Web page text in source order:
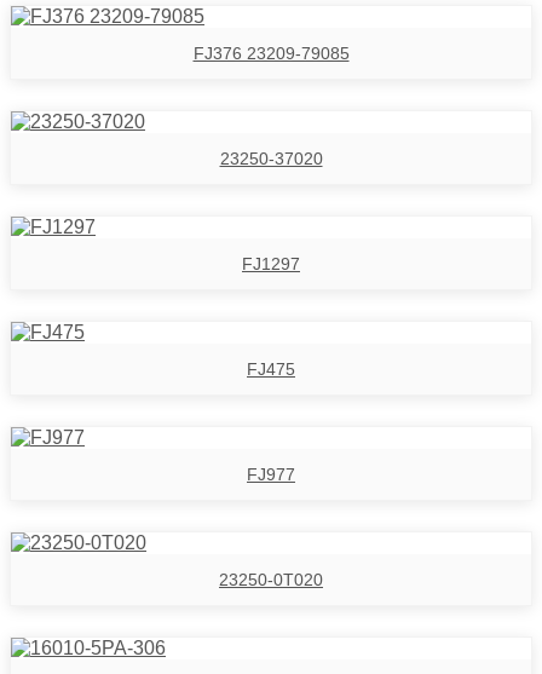
FJ376 23209-79085
23250-37020
FJ1297
FJ475
FJ977
23250-0T020